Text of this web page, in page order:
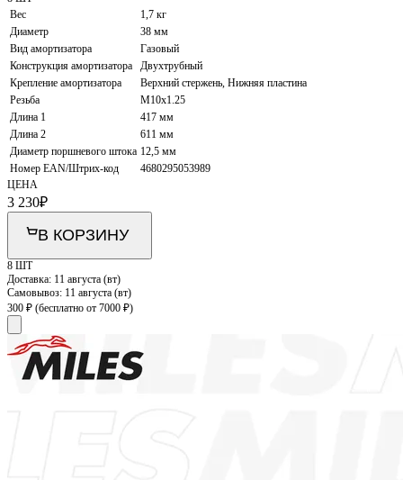
Вес
1,7 кг
Диаметр
38 мм
Вид амортизатора
Газовый
Конструкция амортизатора
Двухтрубный
Крепление амортизатора
Верхний стержень, Нижняя пластина
Резьба
M10x1.25
Длина 1
417 мм
Длина 2
611 мм
Диаметр поршневого штока 12,5 мм
Номер EAN/Штрих-код
4680295053989
ЦЕНА
3 230₽
В КОРЗИНУ
8 ШТ
Доставка: 11 августа (вт)
Самовывоз: 11 августа (вт)
300 ₽ (бесплатно от 7000 ₽)